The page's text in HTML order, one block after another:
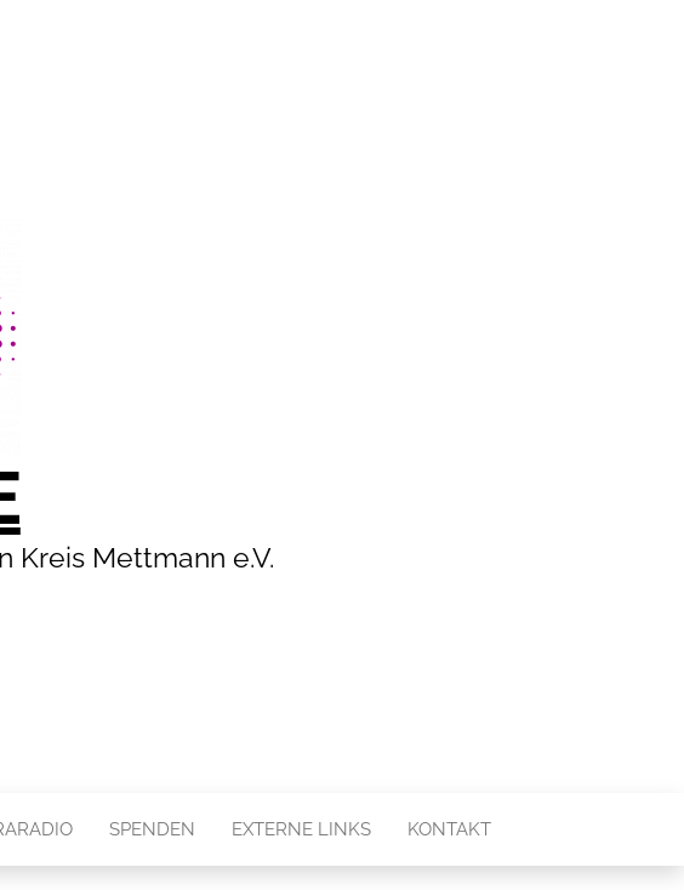
Kreis Mettmann e.V.
SPENDEN EXTERNE LINKS KONTAKT